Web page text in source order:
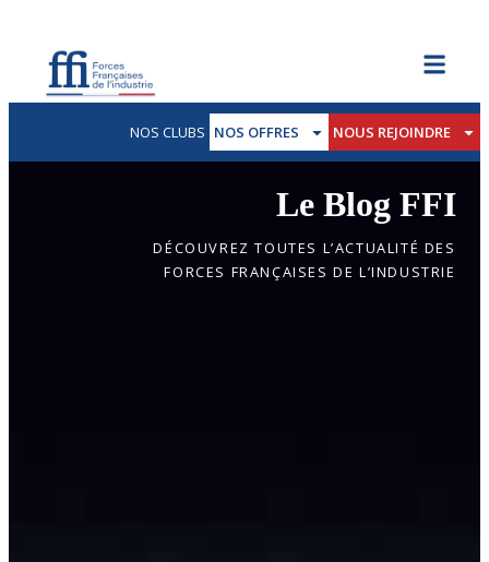
NOS CLUBS NOS OFFRES NOUS REJOINDRE
Le Blog FFI
DÉCOUVREZ TOUTES L’ACTUALITÉ DES
FORCES FRANÇAISES DE L’INDUSTRIE